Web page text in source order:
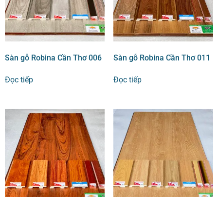
Sàn gỗ Robina Cần Thơ 006
Đọc tiếp
Sàn gỗ Robina Cần Thơ 011
Đọc tiếp